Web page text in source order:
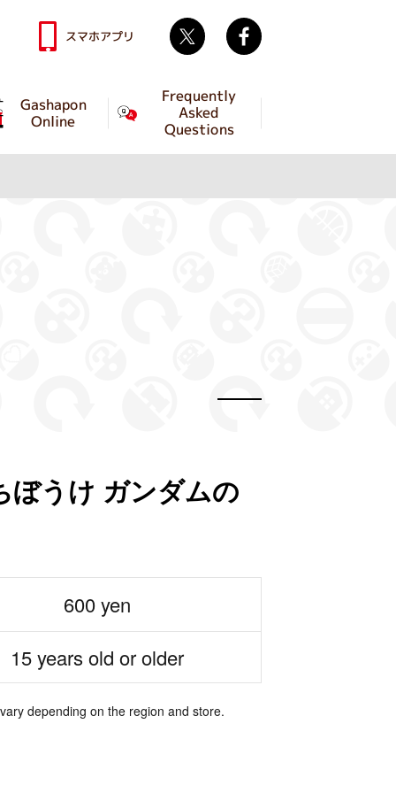
Gashapon
Online
Frequently
Asked
Questions
スマホアプリ Twitter
ぼうけ ガンダムの
600 yen
15 years old or older
depending on the region and store.